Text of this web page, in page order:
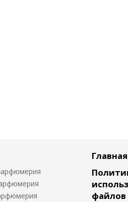
Главная
файлов